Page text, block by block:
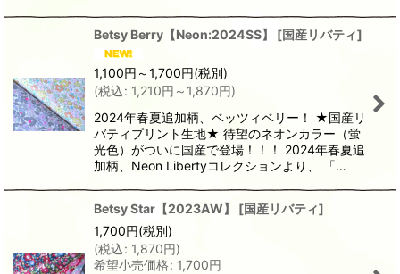
Betsy Berry【Neon:2024SS】 [国産リバティ]
1,100円 ～1,700円(税別)
(税込: 1,210円 ～1,870円)
2024年春夏追加柄、ベッツィベリー！ ★国産リ
バティプリント生地★ 待望のネオンカラー（蛍
光色）がついに国産で登場！！！ 2024年春夏追
加柄、Neon Libertyコレクションより、 「…
Betsy Star【2023AW】 [国産リバティ]
1,700円(税別)
(税込: 1,870円)
希望小売価格: 1,700円